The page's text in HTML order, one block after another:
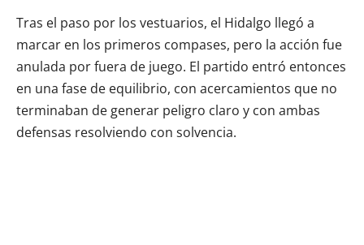
Tras el paso por los vestuarios, el Hidalgo llegó a
marcar en los primeros compases, pero la acción fue
anulada por fuera de juego. El partido entró entonces
en una fase de equilibrio, con acercamientos que no
terminaban de generar peligro claro y con ambas
defensas resolviendo con solvencia.